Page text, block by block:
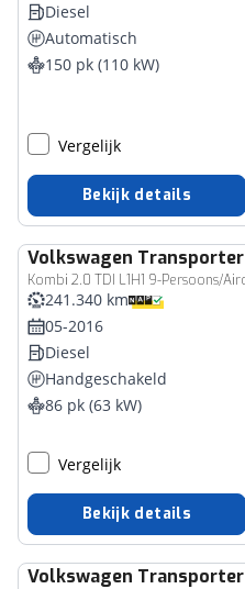
Diesel
Automatisch
150 pk (110 kW)
Vergelijk
Bekijk details
Volkswagen Transporter
241.340 km
05-2016
Diesel
Handgeschakeld
86 pk (63 kW)
Vergelijk
Bekijk details
Volkswagen Transporter